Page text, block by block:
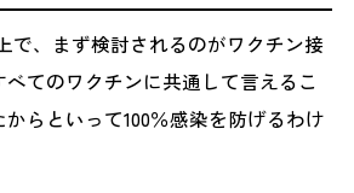
で、まず検討されるのがワクチン接
てのワクチンに共通して言えるこ
らといって100％感染を防げるわけ